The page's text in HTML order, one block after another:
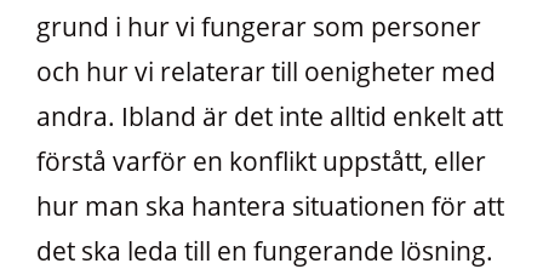
grund i hur vi fungerar som personer
och hur vi relaterar till oenigheter med
andra. Ibland är det inte alltid enkelt att
förstå varför en konflikt uppstått, eller
hur man ska hantera situationen för att
det ska leda till en fungerande lösning.